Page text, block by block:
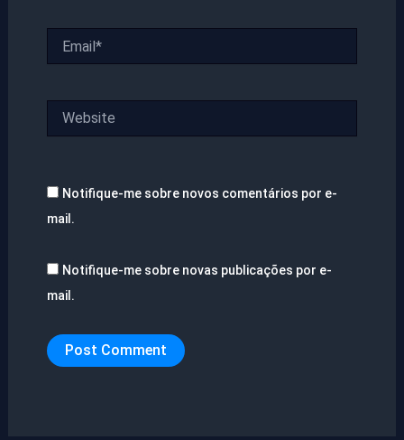
Notifique-me sobre novos comentários por e-
mail.
Notifique-me sobre novas publicações por e-
mail.